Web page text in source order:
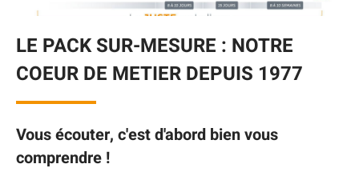
LE PACK SUR-MESURE : NOTRE
COEUR DE METIER DEPUIS 1977
Vous écouter, c'est d'abord bien vous
comprendre !